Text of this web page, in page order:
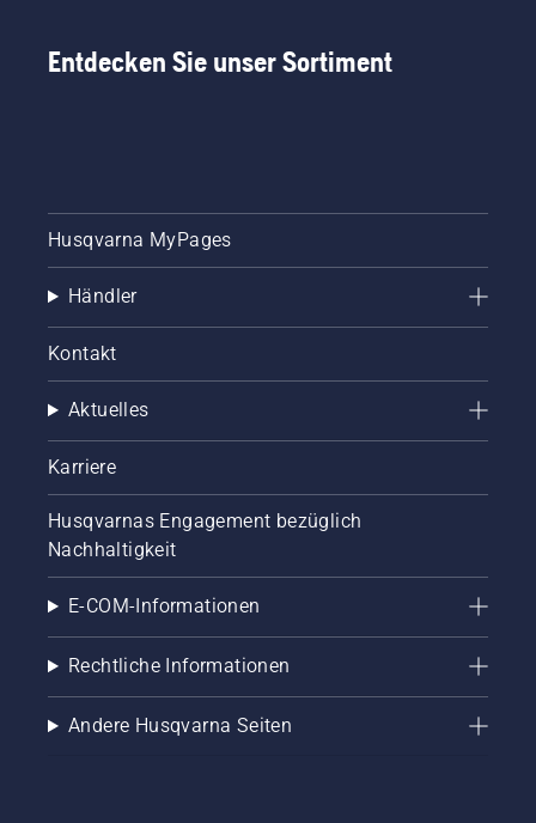
Entdecken Sie unser Sortiment
Husqvarna MyPages
Händler
Kontakt
Aktuelles
Karriere
Husqvarnas Engagement bezüglich
Nachhaltigkeit
E-COM-Informationen
Rechtliche Informationen
Andere Husqvarna Seiten